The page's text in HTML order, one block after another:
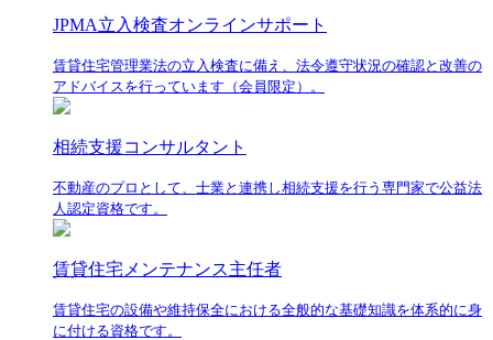
JPMA立入検査オンラインサポート
賃貸住宅管理業法の立入検査に備え、法令遵守状況の確認と改善の
アドバイスを行っています（会員限定）。
相続支援コンサルタント
不動産のプロとして、士業と連携し相続支援を行う専門家で公益法
人認定資格です。
賃貸住宅メンテナンス主任者
賃貸住宅の設備や維持保全における全般的な基礎知識を体系的に身
に付ける資格です。